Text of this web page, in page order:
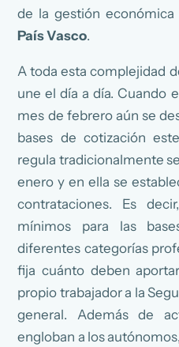
de la gestión económica
País Vasco.
A toda esta complejidad
une el día a día. Cuando
mes de febrero aún se
bases de cotización
regula tradicionalmente
enero y en ella se
contrataciones. Es
mínimos para las
diferentes categorías
fija cuánto deben
propio trabajador a la
general. Además de
engloban a los